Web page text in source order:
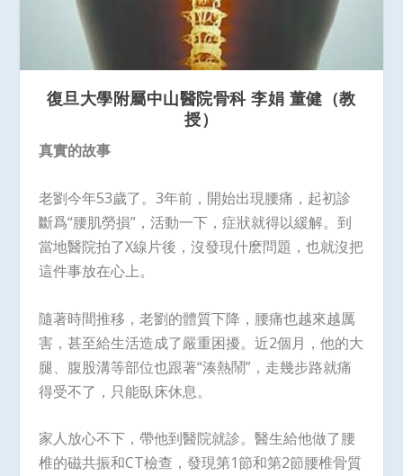
復旦大學附屬中山醫院骨科李娟 董健（教
授）
真實的故事
老劉今年53歲了。3年前，開始出現腰痛，起初診
斷爲“腰肌勞損”，活動一下，症狀就得以緩解。到
當地醫院拍了X線片後，沒發現什麽問題，也就沒把
這件事放在心上。
隨著時間推移，老劉的體質下降，腰痛也越來越厲
害，甚至給生活造成了嚴重困擾。近2個月，他的大
腿、腹股溝等部位也跟著“湊熱鬧”，走幾步路就痛
得受不了，只能臥床休息。
家人放心不下，帶他到醫院就診。醫生給他做了腰
椎的磁共振和CT檢查，發現第1節和第2節腰椎骨質